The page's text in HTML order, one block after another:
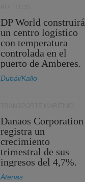
DP World construirá
un centro logístico
con temperatura
controlada en el
puerto de Amberes.
Dubái/Kallo
Danaos Corporation
registra un
crecimiento
trimestral de sus
ingresos del 4,7%.
Atenas